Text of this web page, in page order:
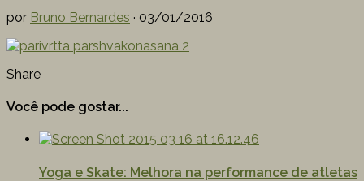
por Bruno Bernardes · 03/01/2016
Share
Você pode gostar...
Yoga e Skate: Melhora na performance de atletas